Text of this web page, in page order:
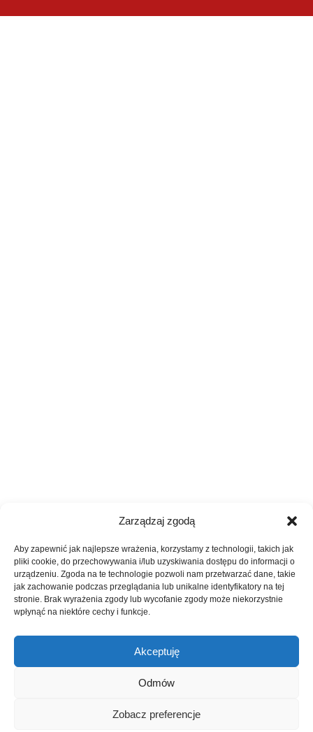
Zarządzaj zgodą
Aby zapewnić jak najlepsze wrażenia, korzystamy z technologii, takich jak
pliki cookie, do przechowywania i/lub uzyskiwania dostępu do informacji o
urządzeniu. Zgoda na te technologie pozwoli nam przetwarzać dane, takie
jak zachowanie podczas przeglądania lub unikalne identyfikatory na tej
stronie. Brak wyrażenia zgody lub wycofanie zgody może niekorzystnie
wpłynąć na niektóre cechy i funkcje.
Akceptuję
Odmów
Zobacz preferencje